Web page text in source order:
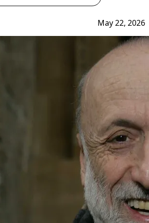
May 22, 2026